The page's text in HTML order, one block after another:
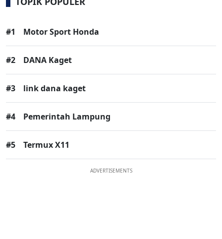
#1 Motor Sport Honda
#2 DANA Kaget
#3 link dana kaget
#4 Pemerintah Lampung
#5 Termux X11
ADVERTISEMENTS